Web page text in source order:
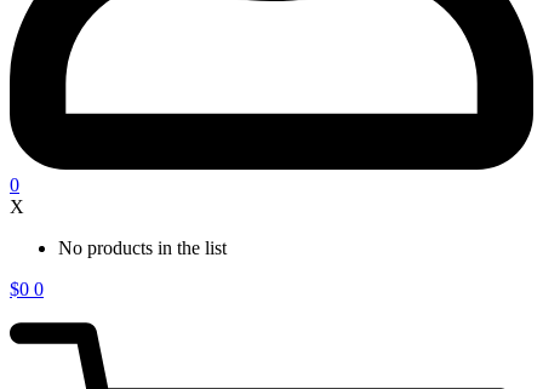
0
X
No products in the list
$0 0